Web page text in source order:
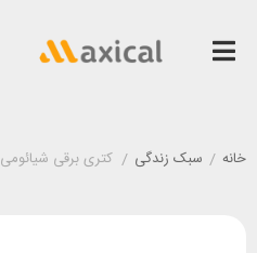
خانه / سبک زندگی / کتری برقی شیائومی Xiaomi Electric Kettle 2 MJDSH04YM ظرفیت 1.7 لیتر